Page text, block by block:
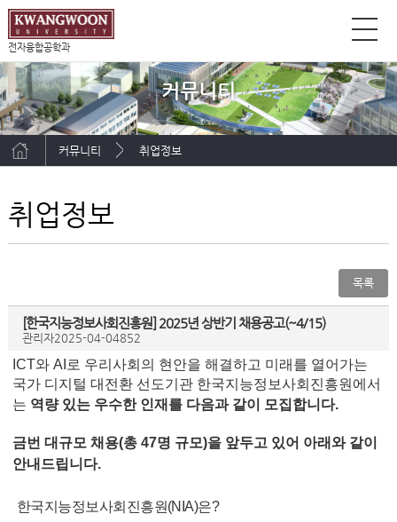
전자융합공학과
커뮤니티
커뮤니티 취업정보
취업정보
목록
[한국지능정보사회진흥원] 2025년 상반기 채용공고(~4/15)
관리자2025-04-04852
ICT와 AI로 우리사회의 현안을 해결하고 미래를 열어가는
국가 디지털 대전환 선도기관 한국지능정보사회진흥원에서
는 역량 있는 우수한 인재를 다음과 같이 모집합니다.
금번 대규모 채용(총 47명 규모)을 앞두고 있어 아래와 같이
안내드립니다.
한국지능정보사회진흥원(NIA)은?